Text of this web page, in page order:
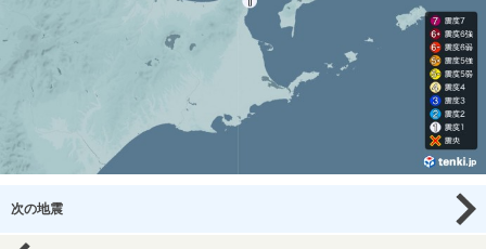
次の地震